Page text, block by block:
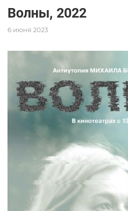
Волны, 2022
6 июня 2023